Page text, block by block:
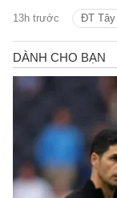
13h trước ĐT Tây
World Cup 2026.